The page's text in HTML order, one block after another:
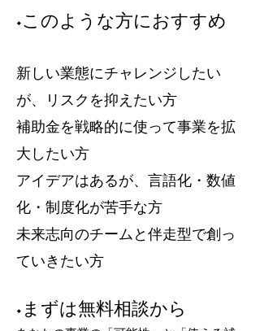
◆このような方におすすめ
新しい業態にチャレンジしたい
が、リスクを抑えたい方
補助金を戦略的に使って事業を拡
大したい方
アイデアはあるが、言語化・数値
化・制度化が苦手な方
未来志向のチームと伴走型で創っ
ていきたい方
◆まずは無料相談から